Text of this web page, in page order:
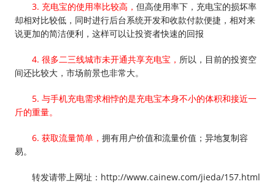
3. 充电宝的使用率比较高， 但高使用率下，充电宝的损坏率
却相对比较低，同时进行后台系统开发和收款付款便捷，相对来
说更加的简洁便利，这样可以让投资者快速的回报
4. 很多二三线城市未开通共享充电宝， 所以，目前的投资空
间还比较大，市场前景也非常大。
5. 与手机充电需求相悖的是充电宝本身不小的体积和接近一
斤的重量。
6. 获取流量简单， 拥有用户价值和流量价值；异地复制容
易。
转发请带上网址：http://www.cainew.com/jieda/157.html